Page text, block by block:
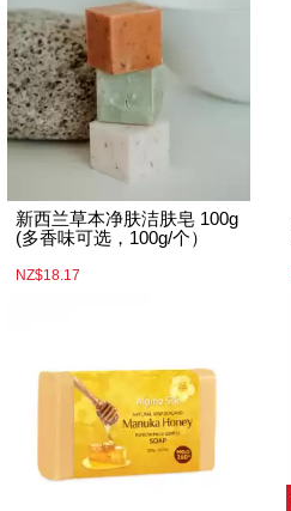
新西兰草本净肤洁肤皂 100g
(多香味可选，100g/个）
NZ$18.17